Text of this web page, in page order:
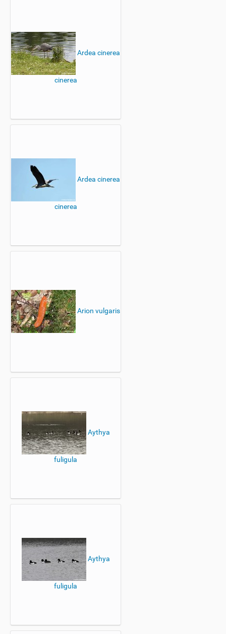
Ardea cinerea
cinerea
Ardea cinerea
cinerea
Arion vulgaris
Aythya
fuligula
Aythya
fuligula